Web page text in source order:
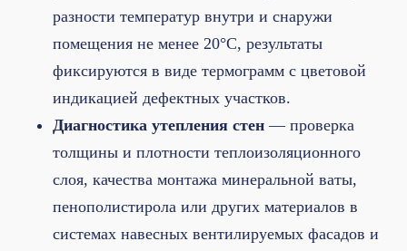
разности температур внутри и снаружи
помещения не менее 20°C, результаты
фиксируются в виде термограмм с цветовой
индикацией дефектных участков.
Диагностика утепления стен— проверка
толщины и плотности теплоизоляционного
слоя, качества монтажа минеральной ваты,
пенополистирола или других материалов в
системах навесных вентилируемых фасадов и